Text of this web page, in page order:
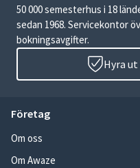
50 000 semesterhus i 18
sedan 1968. Servicekontor
bokningsavgifter.
Hyra
Företag
Om oss
Om Awaze